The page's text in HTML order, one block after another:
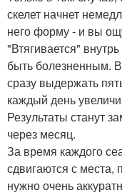
скелет начнет
него форму - и вы
"Втягивается"
быть болезненным.
сразу выдержать
каждый день
Результаты станут
через месяц.
За время каждого
сдвигаются с места,
нужно очень